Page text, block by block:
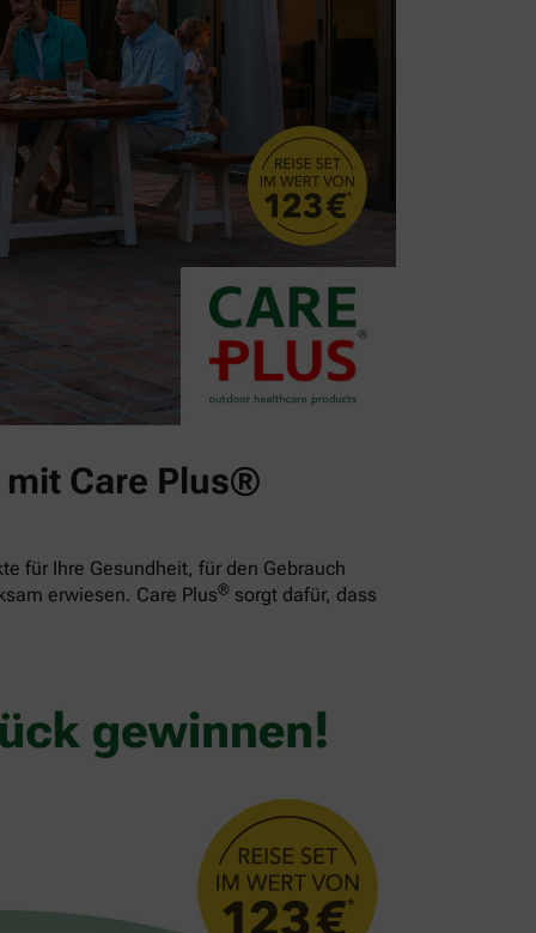
Care Plus®
für Ihre Gesundheit, für den Gebrauch
erwiesen. Care Plus® sorgt dafür, dass